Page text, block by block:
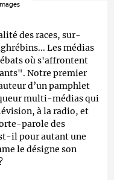
des races, sur-
Les médias
où s'affrontent
Notre premier
d’un pamphlet
multi-médias qui
à la radio, et
parole des
il pour autant une
le désigne son